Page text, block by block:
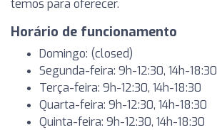
temos para oferecer.
Horário de funcionamento
Domingo: (closed)
Segunda-feira: 9h-12:30, 14h-18:30
Terça-feira: 9h-12:30, 14h-18:30
Quarta-feira: 9h-12:30, 14h-18:30
Quinta-feira: 9h-12:30, 14h-18:30